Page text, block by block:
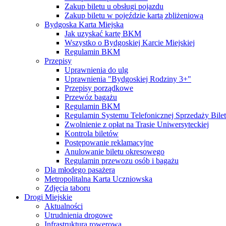
Zakup biletu u obsługi pojazdu
Zakup biletu w pojeździe kartą zbliżeniową
Bydgoska Karta Miejska
Jak uzyskać kartę BKM
Wszystko o Bydgoskiej Karcie Miejskiej
Regulamin BKM
Przepisy
Uprawnienia do ulg
Uprawnienia "Bydgoskiej Rodziny 3+"
Przepisy porządkowe
Przewóz bagażu
Regulamin BKM
Regulamin Systemu Telefonicznej Sprzedaży
Zwolnienie z opłat na Trasie Uniwersyteckiej
Kontrola biletów
Postępowanie reklamacyjne
Anulowanie biletu okresowego
Regulamin przewozu osób i bagażu
Dla młodego pasażera
Metropolitalna Karta Uczniowska
Zdjęcia taboru
Drogi Miejskie
Aktualności
Utrudnienia drogowe
Infrastruktura rowerowa